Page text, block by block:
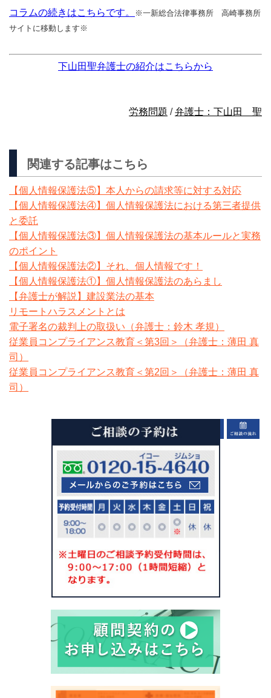
コラムの続きはこちらです。
※一新総合法律事務所 高崎事務所
サイトに移動します※
下山田聖弁護士の紹介はこちらから
労務問題 / 弁護士：下山田 聖
関連する記事はこちら
【個人情報保護法⑤】本人からの請求等に対する対応
【個人情報保護法④】個人情報保護法における第三者提供
と委託
【個人情報保護法③】個人情報保護法の基本ルールと実務
のポイント
【個人情報保護法②】それ、個人情報です！
【個人情報保護法①】個人情報保護法のあらまし
【弁護士が解説】建設業法の基本
リモートハラスメントとは
電子署名の裁判上の取扱い（弁護士：鈴木 孝規）
従業員コンプライアンス教育＜第3回＞（弁護士：薄田 真
司）
従業員コンプライアンス教育＜第2回＞（弁護士：薄田 真
司）